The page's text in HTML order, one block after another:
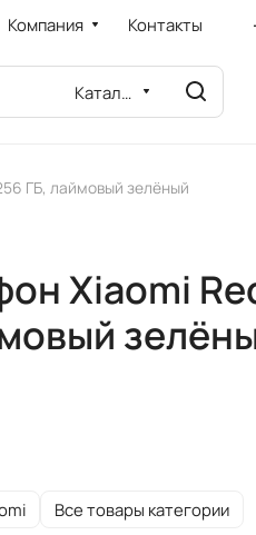
Компания Контакты
Каталог
ГБ, лаймовый зелёный
Xiaomi
Все товары категории